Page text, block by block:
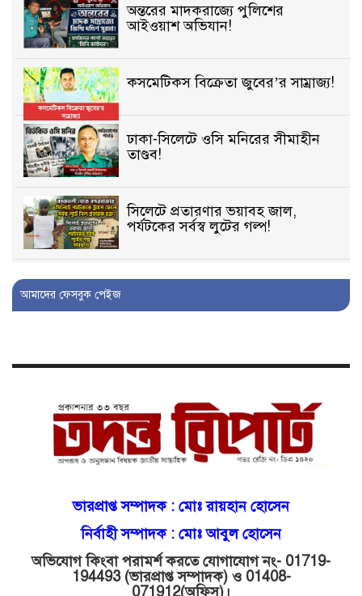
অন্তরের মাদকরাজ্যে পুলিশের
আইওয়াশ অভিযান!
কসমেটিকস বিক্রেতা জুবের’র সাম্রাজ্য!
ঢাকা-সিলেটে ওসি মনিরের সীমাহীন
তাণ্ডব!
সিলেটে প্রতারণার ভয়াবহ জাল,
পর্যটকের সর্বস্ব লুটের গল্প!
বিআইডিসি’তে ১৫ বছরের দখলদারিত্ব
ভ্রূণহত্যার অপচেষ্টা, গোয়াইনঘাট জুড়ে
মোগলাবাজার থানা কার কবলে?
গোয়াইনঘাটে বিজিবির নাম ভাঙিয়ে
দুলালের রাজত্ব!
মোগলাবাজারে এসআই দয়াময়’র
ঘুষের রাজত্ব!
আমাদের ফেসবুক পেইজ
ভারপ্রাপ্ত সম্পাদক : মোঃ রায়হান হোসেন
নির্বাহী সম্পাদক : মোঃ আবুল হোসেন
অভিযোগ কিংবা পরামর্শ করতে যোগাযোগ নং- 01719-
194493 (ভারপ্রাপ্ত সম্পাদক) ও 01408-
071912(অফিস)।